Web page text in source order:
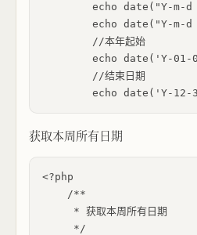
echo date("Y-m-
echo date("Y-m-
        //本年起始
echo date('Y-01-
        //结束日期
获取本周所有日期
<?php
    /**
     * 获取本周所有日期
     */